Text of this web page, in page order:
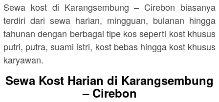
Sewa kost di Karangsembung – Cirebon biasanya
terdiri dari sewa harian, mingguan, bulanan hingga
tahunan dengan berbagai tipe kos seperti kost khusus
putri, putra, suami istri, kost bebas hingga kost khusus
karyawan.
Sewa Kost Harian di Karangsembung
– Cirebon